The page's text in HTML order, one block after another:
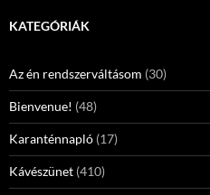
KATEGÓRIÁK
Az én rendszerváltásom (30)
Bienvenue! (48)
Karanténnapló (17)
Kávészünet (410)